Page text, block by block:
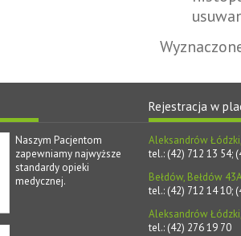
Rejestracja w
Naszym Pacjentom
zapewniamy najwyższe
standardy opieki
medycznej.
Aleksandrów
tel.: (42) 712 13 54;
Bełdów, Bełdów
tel.: (42) 712 14 10;
Aleksandrów
tel.: (42) 276 19 70